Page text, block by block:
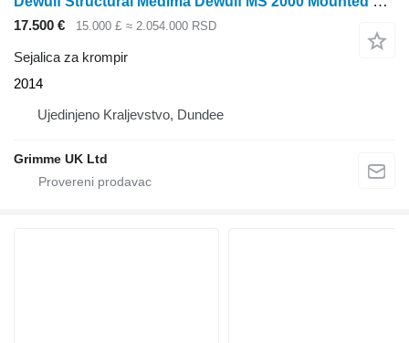
17.500 € 15.000 £ ≈ 2.054.000 RSD
Sejalica za krompir
2014
Ujedinjeno Kraljevstvo, Dundee
Grimme UK Ltd